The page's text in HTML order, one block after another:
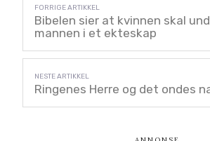
Bibelen sier at kvinnen skal
mannen i et ekteskap
Ringenes Herre og det ondes